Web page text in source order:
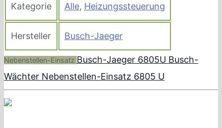
Kategorie Alle, Heizungssteuerung
Hersteller Busch-Jaeger
Nebenstellen-Einsatz Busch-Jaeger 6805U Busch-
Wächter Nebenstellen-Einsatz 6805 U